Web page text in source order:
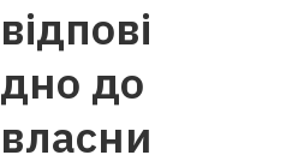
відпові
дно до
власни